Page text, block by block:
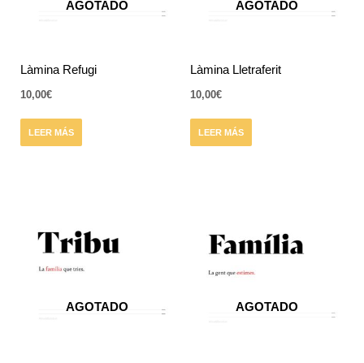
AGOTADO
Làmina Refugi
10,00€
LEER MÁS
AGOTADO
Làmina Lletraferit
10,00€
LEER MÁS
AGOTADO AGOTADO